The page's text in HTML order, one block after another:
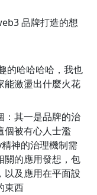
品牌打造的想
的哈哈哈哈，我也
能激盪出什麼火花
：其一是品牌的治
個被有心人士濫
神的治理機制需
關的應用發想，包
以及應用在平面設
東西